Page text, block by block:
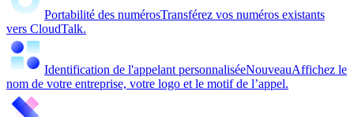
Portabilité des numérosTransférez vos numéros existants
vers CloudTalk.
Identification de l'appelant personnaliséeNouveauAffichez le
nom de votre entreprise, votre logo et le motif de l’appel.